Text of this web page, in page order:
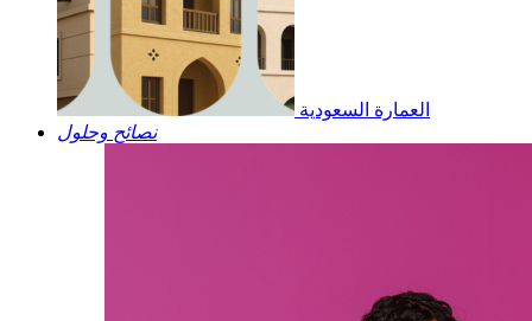
العمارة السعودية
نصائح وحلول